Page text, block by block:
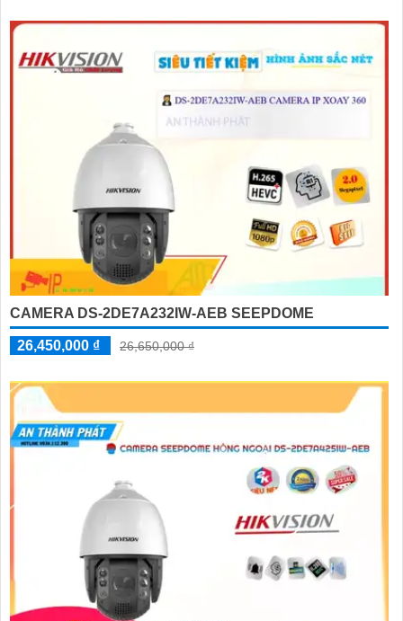
CAMERA DS-2DE7A232IW-AEB SEEPDOME
26,450,000 ₫ 26,650,000 ₫